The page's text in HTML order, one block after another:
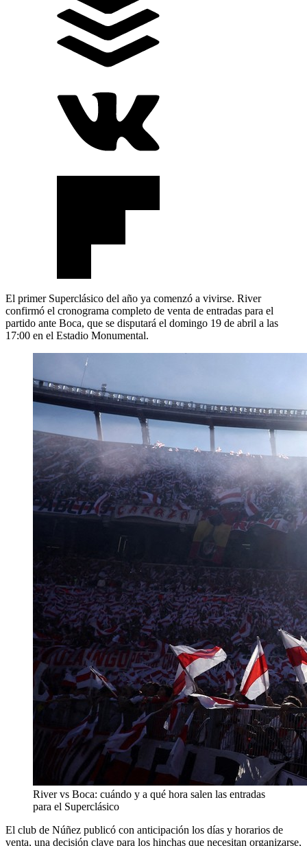
El primer Superclásico del año ya comenzó a vivirse. River
confirmó el cronograma completo de venta de entradas para el
partido ante Boca, que se disputará el domingo 19 de abril a las
17:00 en el Estadio Monumental.
River vs Boca: cuándo y a qué hora salen las entradas
para el Superclásico
El club de Núñez publicó con anticipación los días y horarios de
venta, una decisión clave para los hinchas que necesitan organizarse,